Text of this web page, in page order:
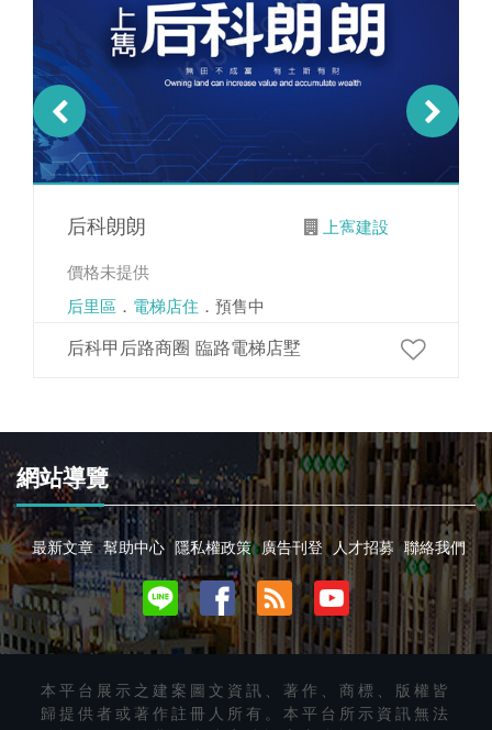
后科朗朗
上寯建設
價格未提供
后里區 ． 電梯店住 ．預售中
后科甲后路商圈 臨路電梯店墅
網站導覽
最新文章 幫助中心 隱私權政策 廣告刊登 人才招募 聯絡我們
本平台展示之建案圖文資訊、著作、商標、版權皆
歸提供者或著作註冊人所有。本平台所示資訊無法